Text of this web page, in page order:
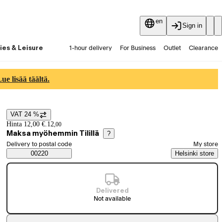
en
Sign in
& Leisure 1-hour delivery For Business Outlet Clearance
lisää täältä.
Price details
VAT 24 %
Hinta 12,00 €. 12,00
Maksa myöhemmin Tilillä ?
Saatavuustiedot
Select order method
Delivery to postal code
00220
My store
Helsinki store
Delivered
Not available